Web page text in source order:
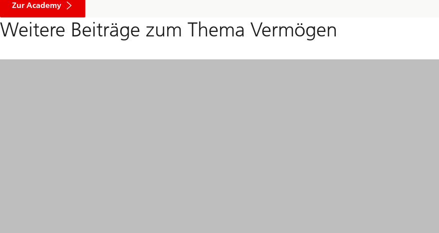
Zur Academy
Weitere Beiträge zum Thema Vermögen